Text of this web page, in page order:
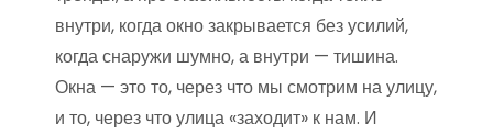
внутри, когда окно закрывается без усилий,
когда снаружи шумно, а внутри — тишина.
Окна — это то, через что мы смотрим на улицу,
и то, через что улица «заходит» к нам. И